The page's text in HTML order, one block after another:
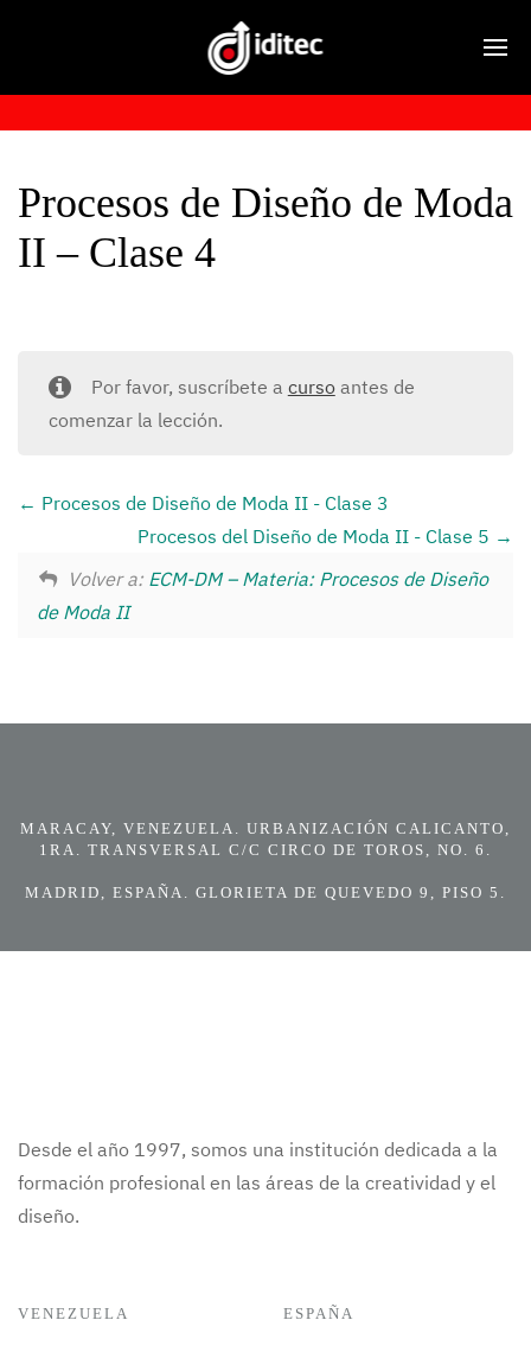
Procesos de Diseño de Moda
II – Clase 4
Por favor, suscríbete a cursoantes de
comenzar la lección.
Procesos de Diseño de Moda II - Clase 3
Procesos del Diseño de Moda II - Clase 5
Volver a: ECM-DM – Materia: Procesos de Diseño
de Moda II
MARACAY, VENEZUELA. URBANIZACIÓN CALICANTO,
1RA. TRANSVERSAL C/C CIRCO DE TOROS, NO. 6.
MADRID, ESPAÑA. GLORIETA DE QUEVEDO 9, PISO 5.
Desde el año 1997, somos una institución dedicada a la
formación profesional en las áreas de la creatividad y el
diseño.
VENEZUELA ESPAÑA